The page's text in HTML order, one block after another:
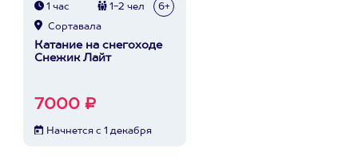
1 час 1-2 чел 6+
Сортавала
Катание на снегоходе
Снежик Лайт
7000 ₽
Начнется с 1 декабря